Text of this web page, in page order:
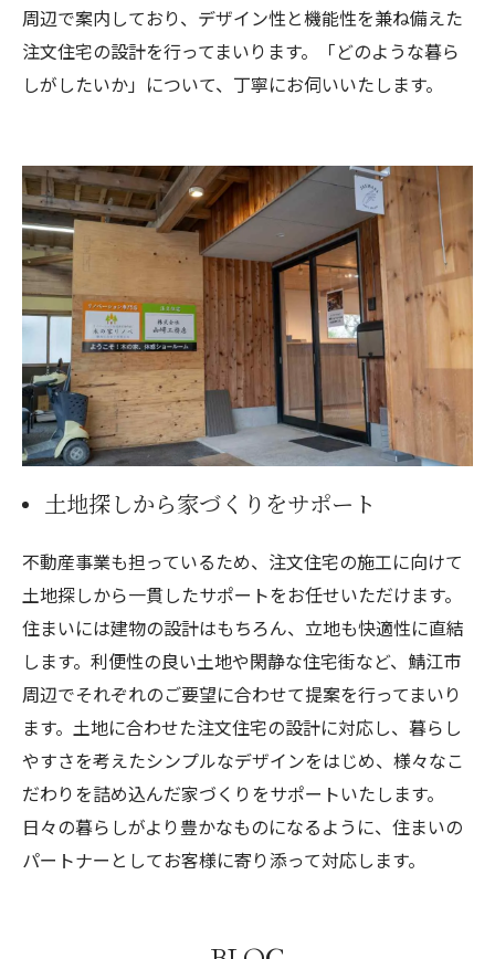
周辺で案内しており、デザイン性と機能性を兼ね備えた
注文住宅の設計を行ってまいります。「どのような暮ら
しがしたいか」について、丁寧にお伺いいたします。
土地探しから家づくりをサポート
不動産事業も担っているため、注文住宅の施工に向けて
土地探しから一貫したサポートをお任せいただけます。
住まいには建物の設計はもちろん、立地も快適性に直結
します。利便性の良い土地や閑静な住宅街など、鯖江市
周辺でそれぞれのご要望に合わせて提案を行ってまいり
ます。土地に合わせた注文住宅の設計に対応し、暮らし
やすさを考えたシンプルなデザインをはじめ、様々なこ
だわりを詰め込んだ家づくりをサポートいたします。
日々の暮らしがより豊かなものになるように、住まいの
パートナーとしてお客様に寄り添って対応します。